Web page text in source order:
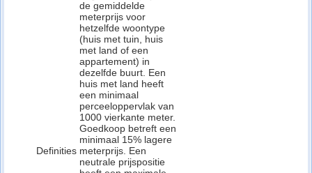
Definities
de gemiddelde
meterprijs voor
hetzelfde woontype
(huis met tuin, huis
met land of een
appartement) in
dezelfde buurt. Een
huis met land heeft
een minimaal
perceeloppervlak van
1000 vierkante meter.
Goedkoop betreft een
minimaal 15% lagere
meterprijs. Een
neutrale prijspositie